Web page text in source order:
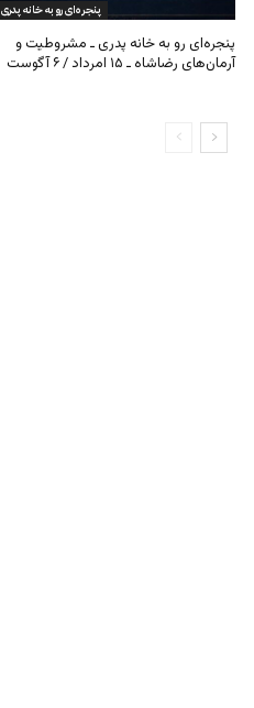
پنجره‌ای رو به خانه پدری
پنجره‌ای رو به خانه پدری ـ مشروطیت و
آرمان‌های رضاشاه ـ ۱۵ امرداد / ۶ آگوست